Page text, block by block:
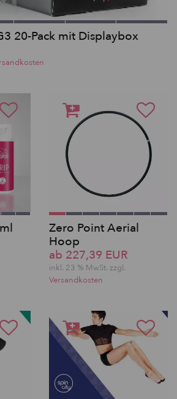
20-Pack mit Displaybox
Zero Point Aerial
Hoop
ab 227,39 EUR
inkl. 23 % MwSt. zzgl.
Versandkosten